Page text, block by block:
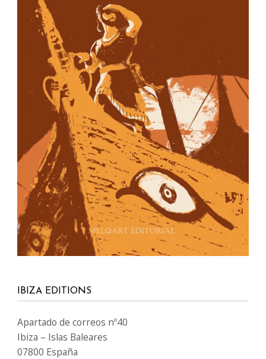
IBIZA EDITIONS
Apartado de correos nº40
Ibiza – Islas Baleares
07800 España